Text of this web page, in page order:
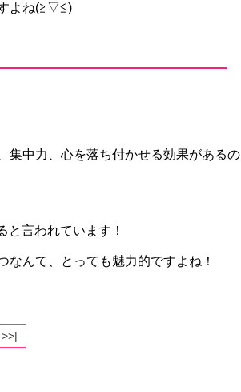
よね(≧▽≦)
集中力、心を落ち付かせる効果があるの
言われています！
んて、とっても魅力的ですよね！
>>|